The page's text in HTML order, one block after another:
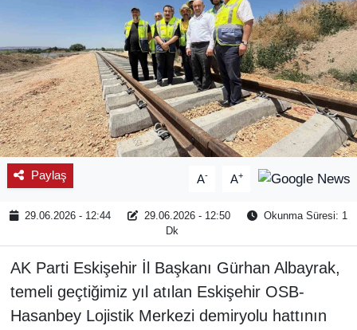
Paylaş A- A+
29.06.2026 - 12:44 29.06.2026 - 12:50
Okunma Süresi: 1
Dk
AK Parti Eskişehir İl Başkanı Gürhan Albayrak,
temeli geçtiğimiz yıl atılan Eskişehir OSB-
Hasanbey Lojistik Merkezi demiryolu hattının